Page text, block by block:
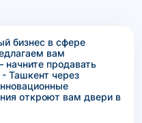
бизнес в сфере
вам
продавать
Ташкент через
откроют вам двери в